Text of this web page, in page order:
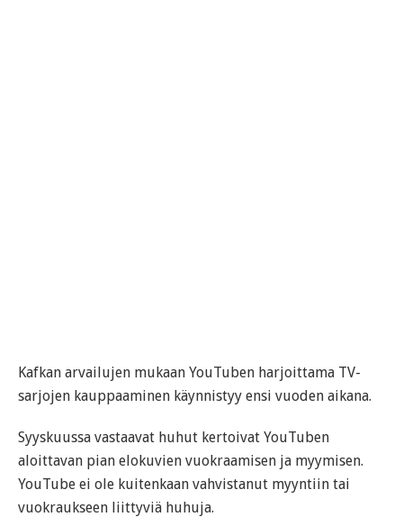
Kafkan arvailujen mukaan YouTuben harjoittama TV-
sarjojen kauppaaminen käynnistyy ensi vuoden aikana.
Syyskuussa vastaavat huhut kertoivat YouTuben
aloittavan pian elokuvien vuokraamisen ja myymisen.
YouTube ei ole kuitenkaan vahvistanut myyntiin tai
vuokraukseen liittyviä huhuja.